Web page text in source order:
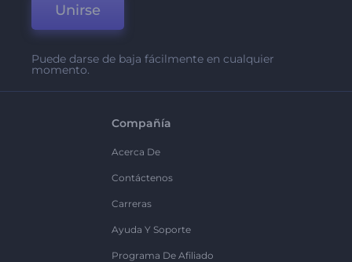
Unirse
Puede darse de baja fácilmente en cualquier
momento.
Compañía
Acerca De
Contáctenos
Carreras
Ayuda Y Soporte
Programa De Afiliado